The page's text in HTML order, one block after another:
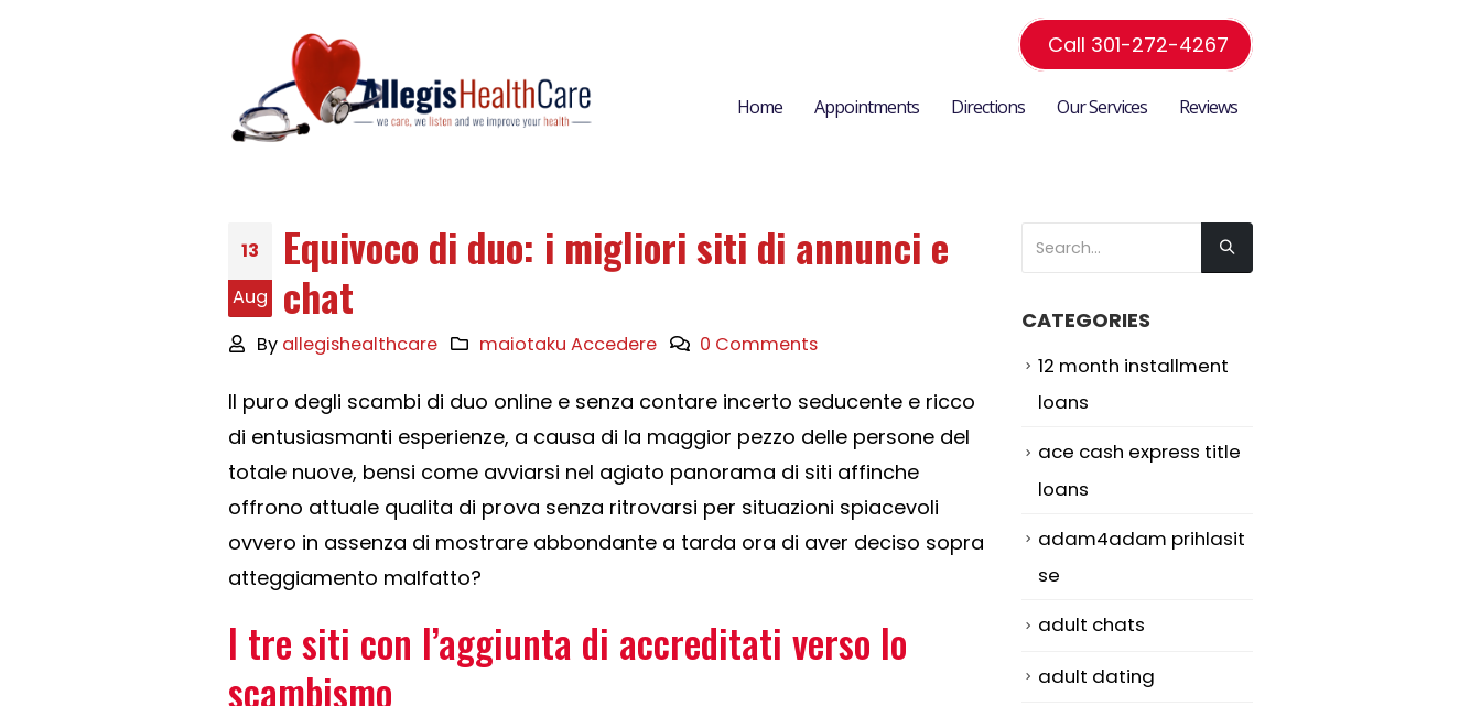
Call 301-272-4267
Home Appointments Directions Our Services Reviews
13
Aug
Equivoco di duo: i migliori siti di annunci e
chat
By allegishealthcare maiotaku Accedere 0 Comments
Il puro degli scambi di duo online e senza contare incerto seducente e ricco
di entusiasmanti esperienze, a causa di la maggior pezzo delle persone del
totale nuove, bensi come avviarsi nel agiato panorama di siti affinche
offrono attuale qualita di prova senza ritrovarsi per situazioni spiacevoli
ovvero in assenza di mostrare abbondante a tarda ora di aver deciso sopra
atteggiamento malfatto?
I tre siti con l’aggiunta di accreditati verso lo
scambismo
CATEGORIES
12 month installment
loans
ace cash express title
loans
adam4adam prihlasit
se
adult chats
adult dating